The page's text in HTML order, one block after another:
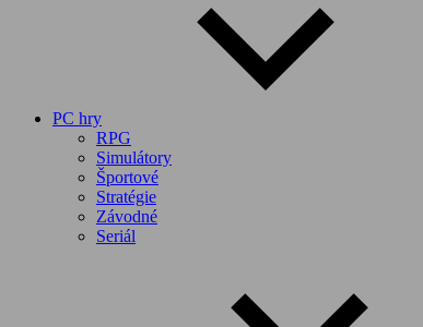
PC hry
RPG
Simulátory
Športové
Stratégie
Závodné
Seriál